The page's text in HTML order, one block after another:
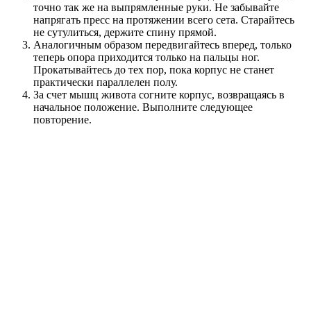
точно так же на выпрямленные руки. Не забывайте
напрягать пресс на протяжении всего сета. Старайтесь
не сутулиться, держите спину прямой.
Аналогичным образом передвигайтесь вперед, только
теперь опора приходится только на пальцы ног.
Прокатывайтесь до тех пор, пока корпус не станет
практически параллелен полу.
За счет мышц живота согните корпус, возвращаясь в
начальное положение. Выполните следующее
повторение.